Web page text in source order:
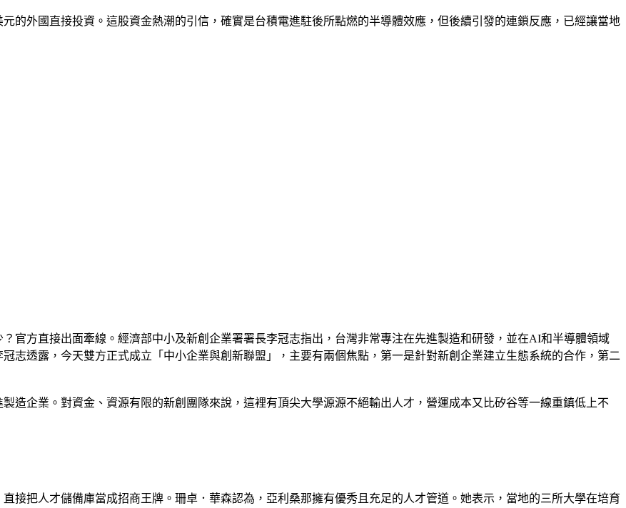
的外國直接投資。這股資金熱潮的引信，確實是台積電進駐後所點燃的半導體效應，但後續引發的連鎖反應，已經讓當地
官方直接出面牽線。經濟部中小及新創企業署署長李冠志指出，台灣非常專注在先進製造和研發，並在AI和半導體領域
志透露，今天雙方正式成立「中小企業與創新聯盟」，主要有兩個焦點，第一是針對新創企業建立生態系統的合作，第二
造企業。對資金、資源有限的新創團隊來說，這裡有頂尖大學源源不絕輸出人才，營運成本又比矽谷等一線重鎮低上不
接把人才儲備庫當成招商王牌。珊卓．華森認為，亞利桑那擁有優秀且充足的人才管道。她表示，當地的三所大學在培育